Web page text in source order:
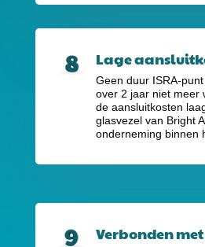
Lage
Geen duur ISRA-
over 2 jaar niet meer
de aansluitkosten
glasvezel van Bright
onderneming binnen
Verbonden